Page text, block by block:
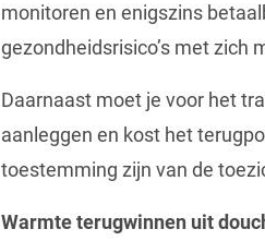
monitoren en enigszins
gezondheidsrisico’s met zich
Daarnaast moet je voor het
aanleggen en kost het
toestemming zijn van de
Warmte terugwinnen uit